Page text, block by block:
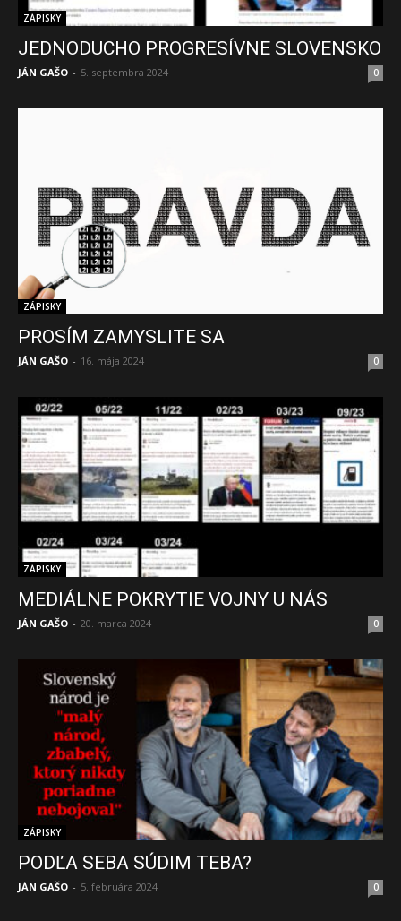
ZÁPISKY
JEDNODUCHO PROGRESÍVNE SLOVENSKO
JÁN GAŠO - 5. septembra 2024 0
ZÁPISKY
PROSÍM ZAMYSLITE SA
JÁN GAŠO - 16. mája 2024 0
ZÁPISKY
MEDIÁLNE POKRYTIE VOJNY U NÁS
JÁN GAŠO - 20. marca 2024 0
ZÁPISKY
PODĽA SEBA SÚDIM TEBA?
JÁN GAŠO - 5. februára 2024 0